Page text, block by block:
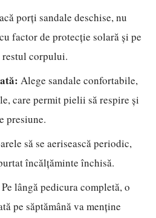
porți sandale deschise, nu
factor de protecție solară și pe
corpului.
Alege sandale confortabile,
care permit pielii să respire și
presiune.
să se aerisească periodic,
încălțăminte închisă.
Pe lângă pedicura completă, o
pe săptămână va menține